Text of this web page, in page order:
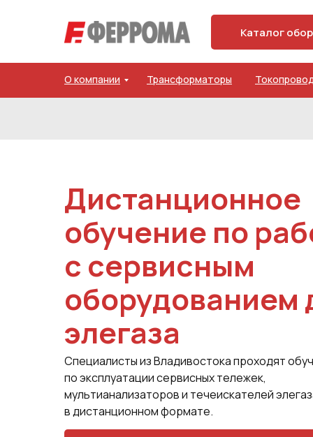
Трансформаторы
О компании
Каталог
Специалисты из Владивостока проходят
по эксплуатации сервисных тележек,
мультианализаторов и течеискателей
в дистанционном формате.
Дистанционное
обучение по
с сервисным
оборудованием
элегаза